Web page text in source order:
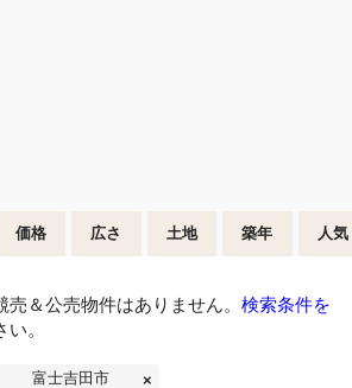
価格 広さ 土地 築年 人気
＆公売物件はありません。 検索条件を
。
富士吉田市